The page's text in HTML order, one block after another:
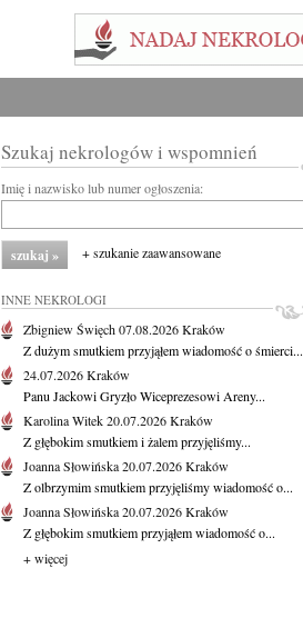
Szukaj nekrologów i wspomnień
Imię i nazwisko lub numer ogłoszenia:
+ szukanie zaawansowane
INNE NEKROLOGI
Zbigniew Święch07.08.2026Kraków
Z dużym smutkiem przyjąłem wiadomość o śmierci...
24.07.2026Kraków
Panu Jackowi Gryzło Wiceprezesowi Areny...
Karolina Witek20.07.2026Kraków
Z głębokim smutkiem i żalem przyjęliśmy...
Joanna Słowińska20.07.2026Kraków
Z olbrzymim smutkiem przyjęliśmy wiadomość o...
Joanna Słowińska20.07.2026Kraków
Z głębokim smutkiem przyjąłem wiadomość o...
+ więcej